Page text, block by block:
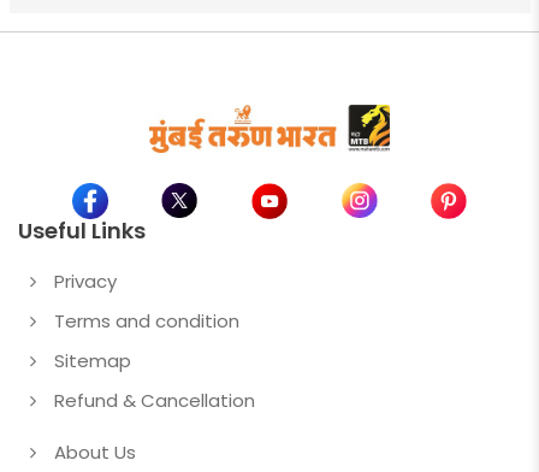
Useful Links
Privacy
Terms and condition
Sitemap
Refund & Cancellation
About Us